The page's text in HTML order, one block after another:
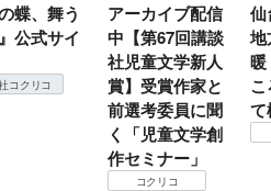
蝶、舞う
公式サイ
コクリコ
アーカイブ配信
中【第67回講談
社児童文学新人
賞】受賞作家と
前選考委員に聞
く「児童文学創
作セミナー」
コクリコ
仙
地
て